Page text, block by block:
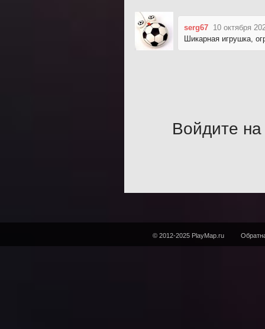
serg67 10 октября
Шикарная игрушка,
Войдите на
© 2012-2025 PlayMap.ru